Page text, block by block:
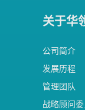
关于华
公司简介
发展历程
管理团队
战略顾问